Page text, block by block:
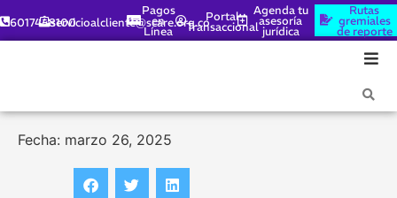
6017448100servicioalcliente@scare.org.co
Pagos
en
Línea
Portal
Transaccional
Agenda tu
asesoría
jurídica
Rutas
gremiales
de reporte
Fecha: marzo 26, 2025